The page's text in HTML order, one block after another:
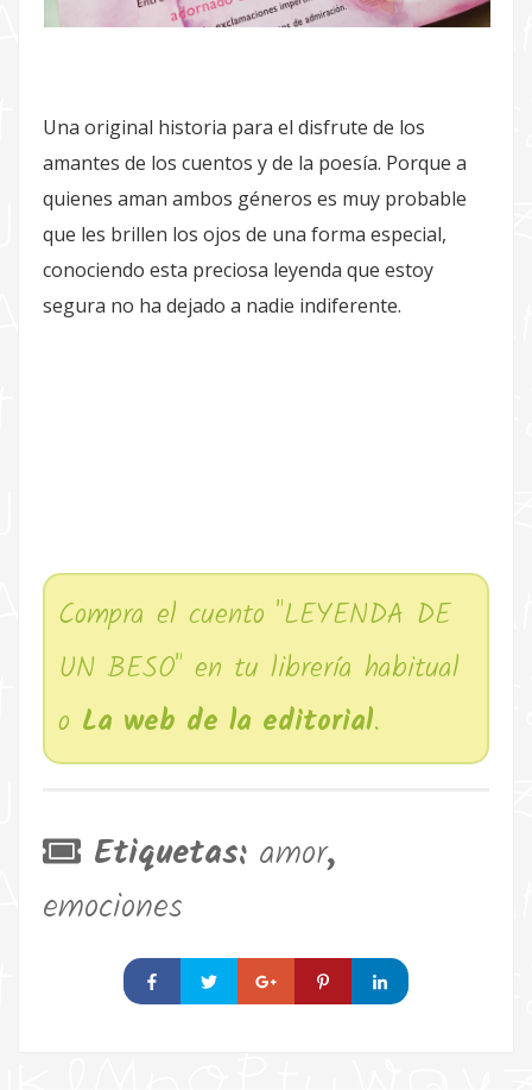
Una original historia para el disfrute de los
amantes de los cuentos y de la poesía. Porque a
quienes aman ambos géneros es muy probable
que les brillen los ojos de una forma especial,
conociendo esta preciosa leyenda que estoy
segura no ha dejado a nadie indiferente.
Compra el cuento "LEYENDA DE
UN BESO" en tu librería habitual
o La web de la editorial.
Etiquetas: amor,
emociones